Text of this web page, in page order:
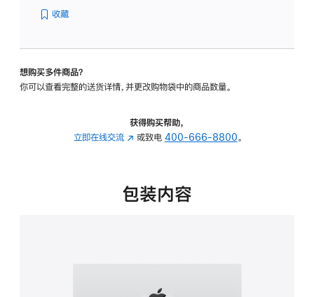
转
的
收藏
想购买多件商品？
你可以查看完整的送货详情，并更改购物袋中的商品数量。
获得购买帮助，
立即在线交流 (在
中
或致电 400-666-8800。
包装内容